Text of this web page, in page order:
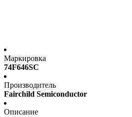
Маркировка
74F646SC
Производитель
Fairchild Semiconductor
Описание